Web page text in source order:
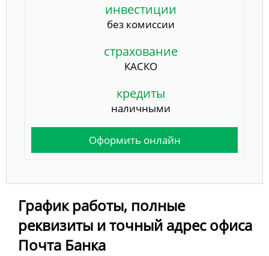
инвестиции
без комиссии
страхование
КАСКО
кредиты
наличными
Оформить онлайн
График работы, полные
реквизиты и точный адрес офиса
Почта Банка